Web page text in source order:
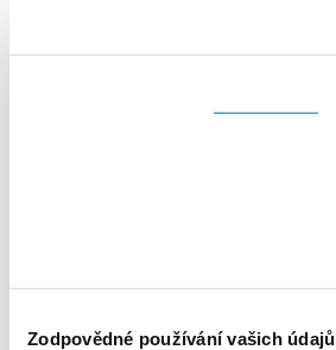
Zodpovědné používání vašich údajů